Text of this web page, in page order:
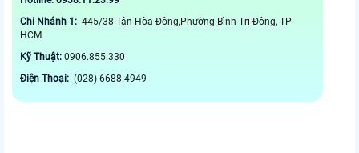
Chi Nhánh 1: 445/38 Tân Hòa Đông,Phường Bình Trị Đông, TP
HCM
Kỹ Thuật: 0906.855.330
Điện Thoại: (028) 6688.4949